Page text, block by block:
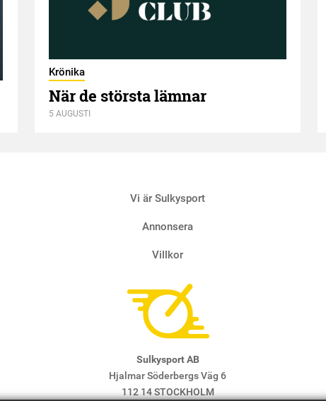
Krönika
När de största lämnar
5 AUGUSTI
Vi är Sulkysport
Annonsera
Villkor
Sulkysport AB
Hjalmar Söderbergs Väg 6
112 14 STOCKHOLM